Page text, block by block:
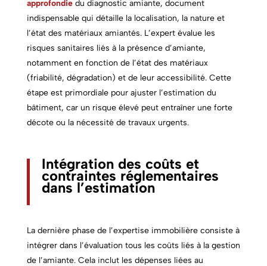
approfondiedu diagnostic amiante, document
indispensable qui détaille la localisation, la nature et
l’état des matériaux amiantés. L’expert évalue les
risques sanitaires liés à la présence d’amiante,
notamment en fonction de l’état des matériaux
(friabilité, dégradation) et de leur accessibilité. Cette
étape est primordiale pour ajuster l’estimation du
bâtiment, car un risque élevé peut entraîner une forte
décote ou la nécessité de travaux urgents.
Intégration des coûts et
contraintes réglementaires
dans l’estimation
La dernière phase de l’expertise immobilière consiste à
intégrer dans l’évaluation tous les coûts liés à la gestion
de l’amiante. Cela inclut les dépenses liées au